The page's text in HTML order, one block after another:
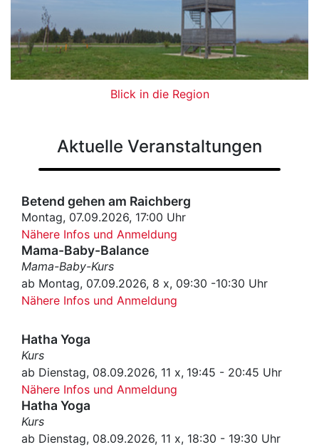
Blick in die Region
Aktuelle Veranstaltungen
Betend gehen am Raichberg
Montag, 07.09.2026, 17:00 Uhr
Nähere Infos und Anmeldung
Mama-Baby-Balance
Mama-Baby-Kurs
ab Montag, 07.09.2026, 8 x, 09:30 -10:30 Uhr
Nähere Infos und Anmeldung
Hatha Yoga
Kurs
ab Dienstag, 08.09.2026, 11 x, 19:45 - 20:45 Uhr
Nähere Infos und Anmeldung
Hatha Yoga
Kurs
ab Dienstag, 08.09.2026, 11 x, 18:30 - 19:30 Uhr